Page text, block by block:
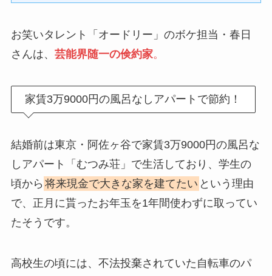
お笑いタレント「オードリー」のボケ担当・春日
さんは、 芸能界随一の倹約家。
家賃3万9000円の風呂なしアパートで節約！
結婚前は東京・阿佐ヶ谷で家賃3万9000円の風呂な
しアパート「むつみ荘」で生活しており、学生の
頃から 将来現金で大きな家を建てたい という理由
で、正月に貰ったお年玉を1年間使わずに取ってい
たそうです。
高校生の頃には、不法投棄されていた自転車のパ